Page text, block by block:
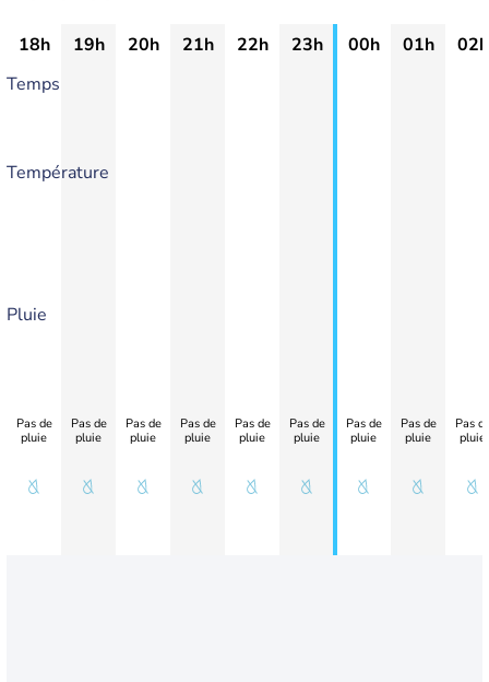
18h 19h 20h 21h 22h 23h 00h 01h
02h
Temps
Température
Pluie
Pas de
pluie
Pas de
pluie
Pas de
pluie
Pas de
pluie
Pas de
pluie
Pas de
pluie
Pas de
pluie
Pas de
pluie
Pas
pluie